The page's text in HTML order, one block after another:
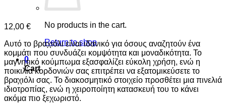
No products in the cart.
Return to shop
0
Cart
12,00 €
Αυτό το βραχιόλι είναι ιδανικό για όσους αναζητούν ένα
κομμάτι που συνδυάζει κομψότητα και μοναδικότητα. Το
μαγνητικό κούμπωμα εξασφαλίζει εύκολη χρήση, ενώ η
ποικιλία κορδονιών σας επιτρέπει να εξατομικεύσετε το
βραχιόλι σας. Το διακοσμητικό στοιχείο προσθέτει μια πινελιά
ιδιοτροπίας, ενώ η χειροποίητη κατασκευή του το κάνει
ακόμα πιο ξεχωριστό.